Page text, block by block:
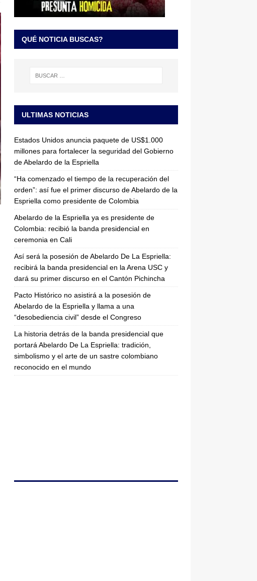
QUÉ NOTICIA BUSCAS?
ULTIMAS NOTICIAS
Estados Unidos anuncia paquete de US$1.000
millones para fortalecer la seguridad del Gobierno
de Abelardo de la Espriella
“Ha comenzado el tiempo de la recuperación del
orden”: así fue el primer discurso de Abelardo de la
Espriella como presidente de Colombia
Abelardo de la Espriella ya es presidente de
Colombia: recibió la banda presidencial en
ceremonia en Cali
Así será la posesión de Abelardo De La Espriella:
recibirá la banda presidencial en la Arena USC y
dará su primer discurso en el Cantón Pichincha
Pacto Histórico no asistirá a la posesión de
Abelardo de la Espriella y llama a una
“desobediencia civil” desde el Congreso
La historia detrás de la banda presidencial que
portará Abelardo De La Espriella: tradición,
simbolismo y el arte de un sastre colombiano
reconocido en el mundo